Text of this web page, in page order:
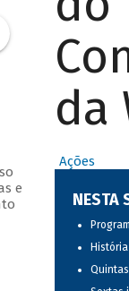
e
da
Ações
NESTA
História
Quintas